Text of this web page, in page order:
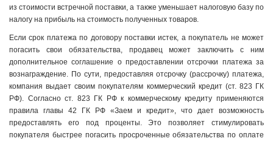
из стоимости встречной поставки, а также уменьшает налоговую базу по
налогу на прибыль на стоимость полученных товаров.
Если срок платежа по договору поставки истек, а покупатель не может
погасить свои обязательства, продавец может заключить с ним
дополнительное соглашение о предоставлении отсрочки платежа за
вознаграждение. По сути, предоставляя отсрочку (рассрочку) платежа,
компания выдает своим покупателям коммерческий кредит (ст. 823 ГК
РФ). Согласно ст. 823 ГК РФ к коммерческому кредиту применяются
правила главы 42 ГК РФ «Заем и кредит», что дает возможность
предоставлять его под проценты. Это позволяет стимулировать
покупателя быстрее погасить просроченные обязательства по оплате